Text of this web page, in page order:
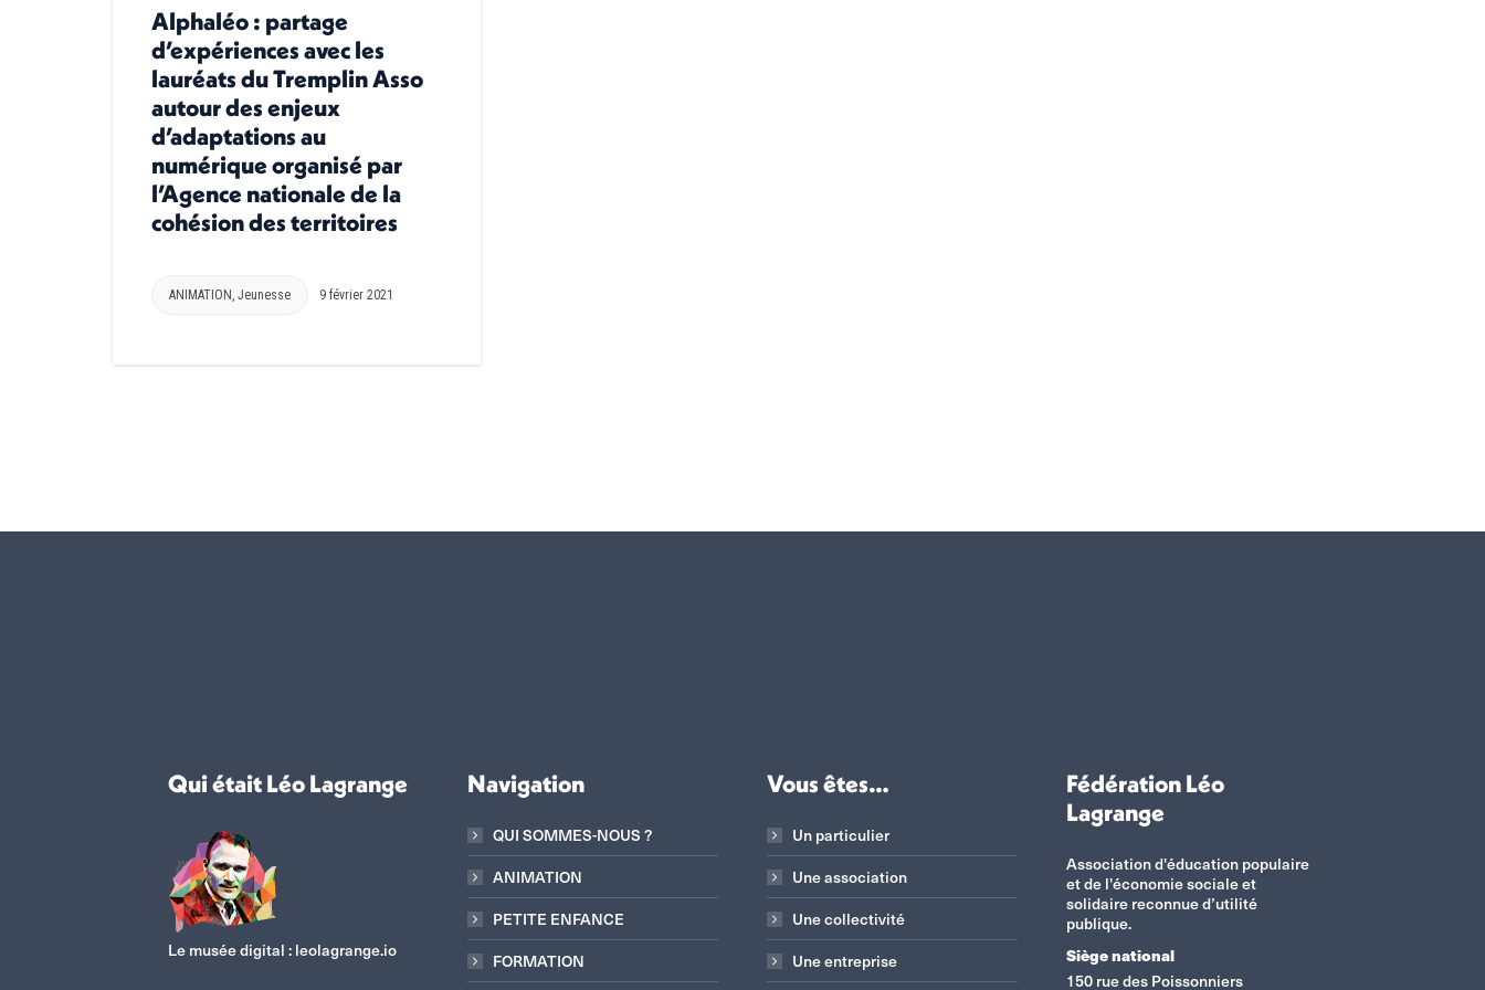
Alphaléo : partage
d’expériences avec les
lauréats du Tremplin Asso
autour des enjeux
d’adaptations au
numérique organisé par
l’Agence nationale de la
cohésion des territoires
ANIMATION , Jeunesse 9 février 2021
Qui était Léo Lagrange
Le musée digital : leolagrange.io
Navigation
QUI SOMMES-NOUS ?
ANIMATION
PETITE ENFANCE
FORMATION
Vous êtes…
Un particulier
Une association
Une collectivité
Une entreprise
Fédération Léo
Lagrange
Association d'éducation populaire
et de l'économie sociale et
solidaire reconnue d’utilité
publique.
Siège national
150 rue des Poissonniers